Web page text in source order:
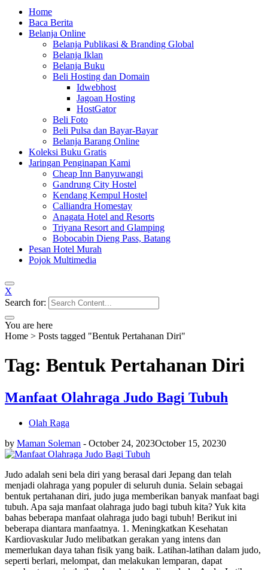
Home
Baca Berita
Belanja Online
Belanja Publikasi & Branding Global
Belanja Iklan
Belanja Buku
Beli Hosting dan Domain
Idwebhost
Jagoan Hosting
HostGator
Beli Foto
Beli Pulsa dan Bayar-Bayar
Belanja Barang Online
Koleksi Buku Gratis
Jaringan Penginapan Kami
Cheap Inn Banyuwangi
Gandrung City Hostel
Kendang Kempul Hostel
Calliandra Homestay
Anagata Hotel and Resorts
Triyana Resort and Glamping
Bobocabin Dieng Pass, Batang
Pesan Hotel Murah
Pojok Multimedia
X
Search for:
You are here
Home > Posts tagged "Bentuk Pertahanan Diri"
Tag: Bentuk Pertahanan Diri
Manfaat Olahraga Judo Bagi Tubuh
Olah Raga
by Maman Soleman - October 24, 2023October 15, 20230
Judo adalah seni bela diri yang berasal dari Jepang dan telah
menjadi olahraga yang populer di seluruh dunia. Selain sebagai
bentuk pertahanan diri, judo juga memberikan banyak manfaat bagi
tubuh. Apa saja manfaat olahraga judo bagi tubuh kita? Yuk kita
bahas beberapa manfaat olahraga judo bagi tubuh! Berikut ini
beberapa diantara manfaatnya. 1. Meningkatkan Kesehatan
Kardiovaskular Judo melibatkan gerakan yang intens dan
memerlukan daya tahan fisik yang baik. Latihan-latihan dalam judo,
seperti berlari, melompat, dan melakukan lemparan, dapat